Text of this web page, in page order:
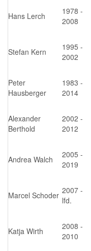
Hans Lerch
1978 -
2008
Stefan Kern
1995 -
2002
Peter
Hausberger
1983 -
2014
Alexander
Berthold
2002 -
2012
Andrea Walch
2005 -
2019
Marcel Schoder 2007 -
lfd.
Katja Wirth
2008 -
2010